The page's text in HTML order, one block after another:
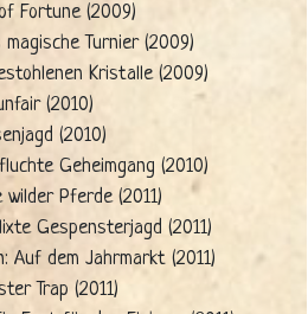
Fortune (2009)
magische Turnier (2009)
Kristalle (2009)
(2010)
(2010)
Geheimgang (2010)
wilder Pferde (2011)
Gespensterjagd (2011)
Auf dem Jahrmarkt (2011)
Trap (2011)